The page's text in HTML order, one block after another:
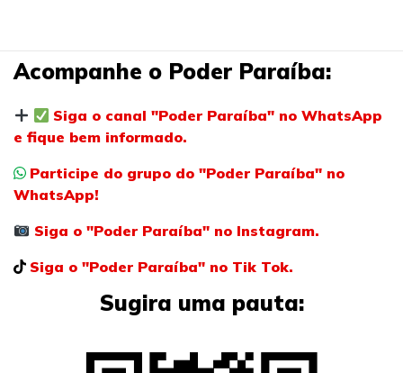
Acompanhe o Poder Paraíba:
Siga o canal "Poder Paraíba" no WhatsApp
e fique bem informado.
Participe do grupo do "Poder Paraíba" no
WhatsApp!
Siga o "Poder Paraíba" no Instagram.
Siga o "Poder Paraíba" no Tik Tok.
Sugira uma pauta: